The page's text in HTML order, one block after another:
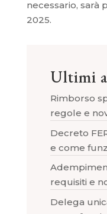
necessario, sarà
2025.
Ultimi
Rimborso
regole e
Decreto
e come
requisiti e
Delega